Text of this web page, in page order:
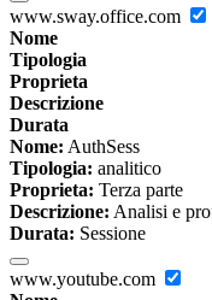
www.sway.office.com
Nome
Tipologia
Proprieta
Descrizione
Durata
Nome: AuthSess
Tipologia: analitico
Proprieta: Terza parte
Descrizione: Analisi e
Durata: Sessione
www.youtube.com